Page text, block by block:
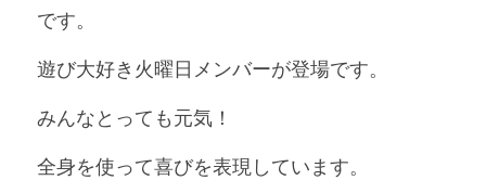
です。
遊び大好き火曜日メンバーが登場です。
みんなとっても元気！
全身を使って喜びを表現しています。